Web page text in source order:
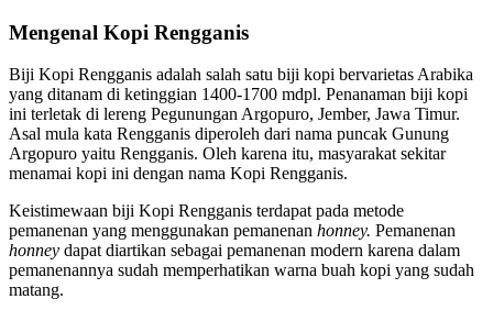
Mengenal Kopi Rengganis
Biji Kopi Rengganis adalah salah satu biji kopi bervarietas Arabika
yang ditanam di ketinggian 1400-1700 mdpl. Penanaman biji kopi
ini terletak di lereng Pegunungan Argopuro, Jember, Jawa Timur.
Asal mula kata Rengganis diperoleh dari nama puncak Gunung
Argopuro yaitu Rengganis. Oleh karena itu, masyarakat sekitar
menamai kopi ini dengan nama Kopi Rengganis.
Keistimewaan biji Kopi Rengganis terdapat pada metode
pemanenan yang menggunakan pemanenan honney. Pemanenan
honney dapat diartikan sebagai pemanenan modern karena dalam
pemanenannya sudah memperhatikan warna buah kopi yang sudah
matang.